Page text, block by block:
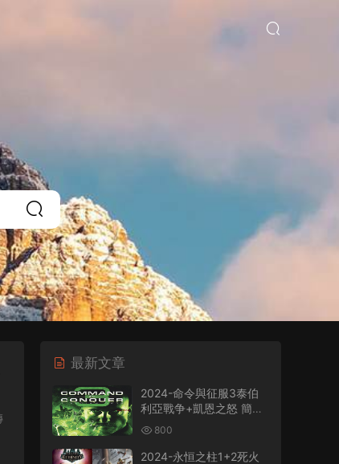
最新文章
2024-命令與征服3泰伯
利亞戰争+凱恩之怒 簡體
中文版電腦PC單機RPG遊
戲即時戰略+支持
win7/win8/win10/win11
800
2024-永恒之柱1+2死火